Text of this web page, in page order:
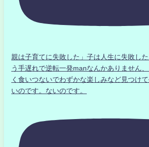
親は子育てに失敗した」子は人生に失敗し
う手遅れで逆転一発manなんかありません
く食いつないでわずかな楽しみなど見つけ
いのです。ないのです。